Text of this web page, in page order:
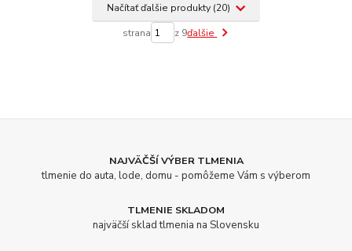
Načítať ďalšie produkty (20)
strana z 9ďalšie
NAJVÄČŠÍ VÝBER TLMENIA
tlmenie do auta, lode, domu - pomôžeme Vám s výberom
TLMENIE SKLADOM
najväčší sklad tlmenia na Slovensku